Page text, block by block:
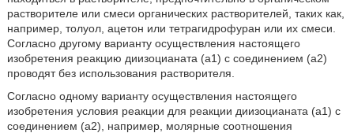
растворителе или смеси органических растворителей, таких как,
например, толуол, ацетон или тетрагидрофуран или их смеси.
Согласно другому варианту осуществления настоящего
изобретения реакцию диизоцианата (a1) с соединением (a2)
проводят без использования растворителя.
Согласно одному варианту осуществления настоящего
изобретения условия реакции для реакции диизоцианата (a1) с
соединением (a2), например, молярные соотношения